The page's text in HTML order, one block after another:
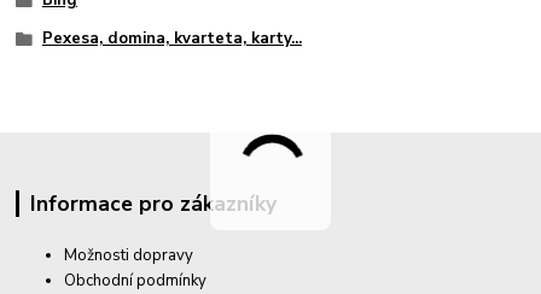
Pexesa, domina, kvarteta, karty...
Informace pro zákazníky
Možnosti dopravy
Obchodní podmínky